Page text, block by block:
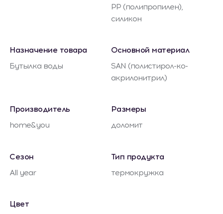
PP (полипропилен),
силикон
Назначение товара
Бутылка воды
Основной материал
SAN (полистирол-ко-
акрилонитрил)
Производитель
home&you
Размеры
доломит
Сезон
All year
Тип продукта
термокружка
Цвет